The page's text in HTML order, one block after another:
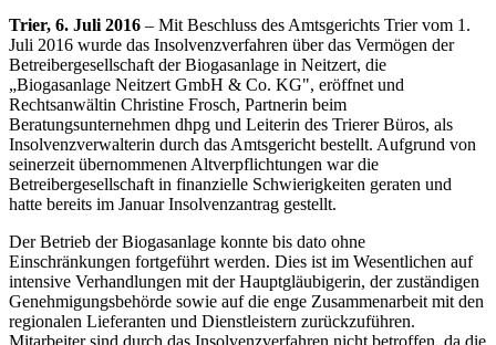
Trier, 6. Juli 2016 – Mit Beschluss des Amtsgerichts Trier vom 1.
Juli 2016 wurde das Insolvenzverfahren über das Vermögen der
Betreibergesellschaft der Biogasanlage in Neitzert, die
„Biogasanlage Neitzert GmbH & Co. KG", eröffnet und
Rechtsanwältin Christine Frosch, Partnerin beim
Beratungsunternehmen dhpg und Leiterin des Trierer Büros, als
Insolvenzverwalterin durch das Amtsgericht bestellt. Aufgrund von
seinerzeit übernommenen Altverpflichtungen war die
Betreibergesellschaft in finanzielle Schwierigkeiten geraten und
hatte bereits im Januar Insolvenzantrag gestellt.
Der Betrieb der Biogasanlage konnte bis dato ohne
Einschränkungen fortgeführt werden. Dies ist im Wesentlichen auf
intensive Verhandlungen mit der Hauptgläubigerin, der zuständigen
Genehmigungsbehörde sowie auf die enge Zusammenarbeit mit den
regionalen Lieferanten und Dienstleistern zurückzuführen.